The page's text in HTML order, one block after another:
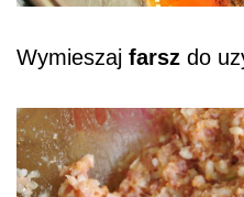
Wymieszaj farsz do